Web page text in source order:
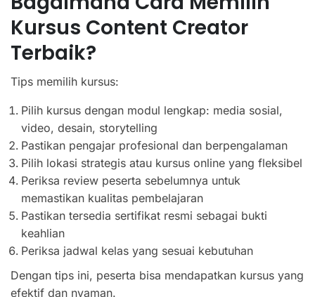
Kursus Content Creator
Terbaik?
Tips memilih kursus:
Pilih kursus dengan modul lengkap: media sosial,
video, desain, storytelling
Pastikan pengajar profesional dan berpengalaman
Pilih lokasi strategis atau kursus online yang fleksibel
Periksa review peserta sebelumnya untuk
memastikan kualitas pembelajaran
Pastikan tersedia sertifikat resmi sebagai bukti
keahlian
Periksa jadwal kelas yang sesuai kebutuhan
Dengan tips ini, peserta bisa mendapatkan kursus yang
efektif dan nyaman.